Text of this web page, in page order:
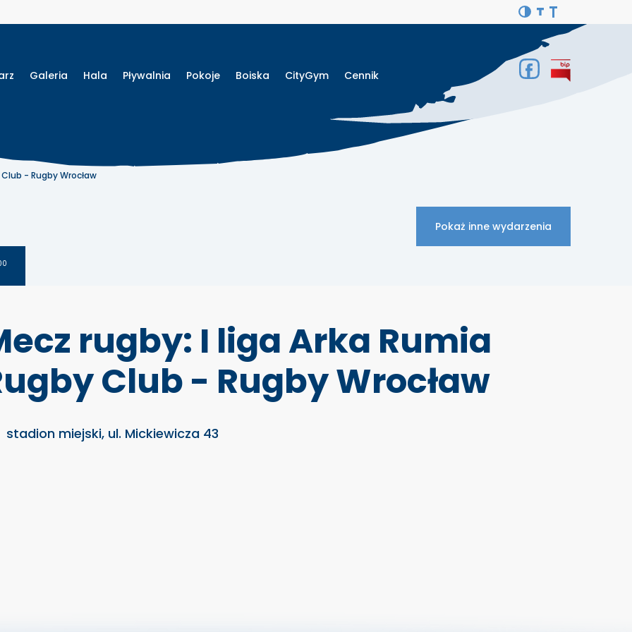
Galeria Hala Pływalnia Pokoje Boiska CityGym Cennik
- Rugby Wrocław
Pokaż inne wydarzenia
rugby: I liga Arka Rumia
Club - Rugby Wrocław
stadion miejski, ul. Mickiewicza 43